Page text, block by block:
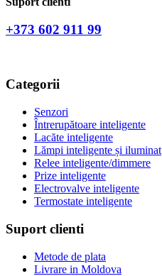
+373 602 911 99
Categorii
Senzori
Întrerupătoare inteligente
Lacăte inteligente
Lămpi inteligente și iluminat
Relee inteligente/dimmere
Prize inteligente
Electrovalve inteligente
Termostate inteligente
Suport clienti
Metode de plata
Livrare in Moldova